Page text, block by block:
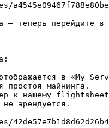
— теперь
в «My
майнинга.
к нашему
арендуется.